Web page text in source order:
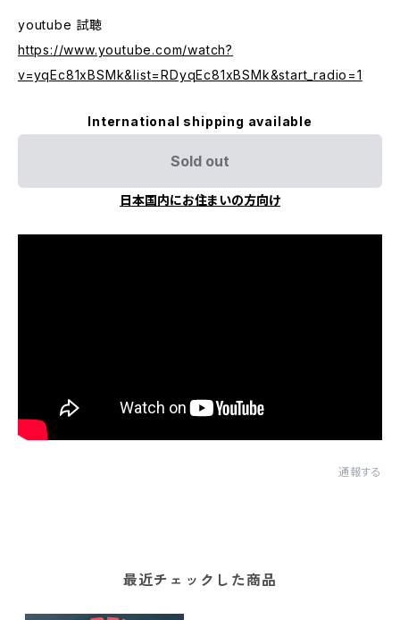
youtube 試聴
https://www.youtube.com/watch?
v=yqEc81xBSMk&list=RDyqEc81xBSMk&start_radio=1
International shipping available
Sold out
日本国内にお住まいの方向け
通報する
最近チェックした商品